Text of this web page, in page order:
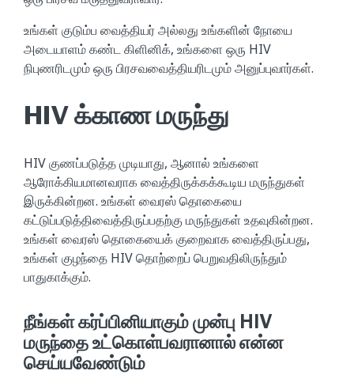
உங்கள் குடும்ப வைத்தியர் அல்லது உங்களின் நோயை
அடையாளம் கண்ட கிளினிக், உங்களை ஒரு HIV
நிபுணரிடமும் ஒரு பிரசவவைத்தியரிடமும் அனுப்புவார்கள்.
HIV க்காண மருந்து
HIV குணப்படுத்த முடியாது, ஆனால் உங்களை
ஆரோக்கியமானவராக வைத்திருக்கக்கூடிய மருந்துகள்
இருக்கின்றன. உங்கள் வைரஸ் தொகையை
கட்டுப்படுத்திவைத்திருப்பதற்கு மருந்துகள் உதவுகின்றன.
உங்கள் வைரஸ் தொகையைக் குறைவாக வைத்திருப்பது,
உங்கள் குழந்தை HIV தொற்றைப் பெறுவதிலிருந்தும்
பாதுகாக்கும்.
நீங்கள் கர்ப்பினியாகும் முன்பு HIV
மருந்தை உட்கொள்பவரானால் என்ன
செய்யவேண்டும்